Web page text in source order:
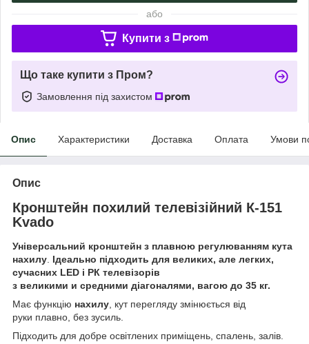
або
Купити з
Що таке купити з Пром?
Замовлення під захистом
Опис Характеристики Доставка Оплата Умови
Опис
Кронштейн похилий телевізійний К-151
Kvado
Універсальний кронштейн з плавною регулюванням кута
нахилу. Ідеально підходить для великих, але легких,
сучасних LED і РК телевізорів
з великими и средними діагоналями, вагою до 35 кг.
Має функцію нахилу, кут перегляду змінюється від
руки плавно, без зусиль.
Підходить для добре освітлених приміщень, спалень, залів.